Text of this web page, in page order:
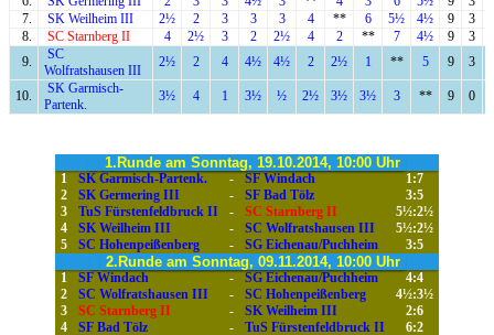
7.
SK Weilheim III 2½ 2 3 3 3 4 ** 6 5½ 4½ 9 3
8.
SC Starnberg II 4 2½ 3 2 2½ 4 2 ** 7 4½ 9 3
9.
SC
Wolfratshausen III
2½ 2 4 4½ 4½ 2 2½ 1 ** 5 9 3
10.
SK Garmisch-
Partenk.
3½ 4 1 3½ ½ 2½ 3½ 3½ 3 ** 9 0
1.Runde am Sonntag, 19.10.2014, 10:00 Uhr
1 SK Garmisch-Partenk. - SF Windach
1:7
2
SK Germering III - SF Bad Tölz
3:5
3
TuS Fürstenfeldbruck II - SC Starnberg II
5½:2½
4
SK Weilheim III - SC Wolfratshausen III
5½:2½
5
SC Hohenpeißenberg - SG Eichenau/Puchheim 3:5
2.Runde am Sonntag, 09.11.2014, 10:00 Uhr
1 SF Windach - SG Eichenau/Puchheim
4:4
2
SC Wolfratshausen III - SC Hohenpeißenberg
4½:3½
3
SC Starnberg II - SK Weilheim III
2:6
4
SF Bad Tölz - TuS Fürstenfeldbruck II
6:2